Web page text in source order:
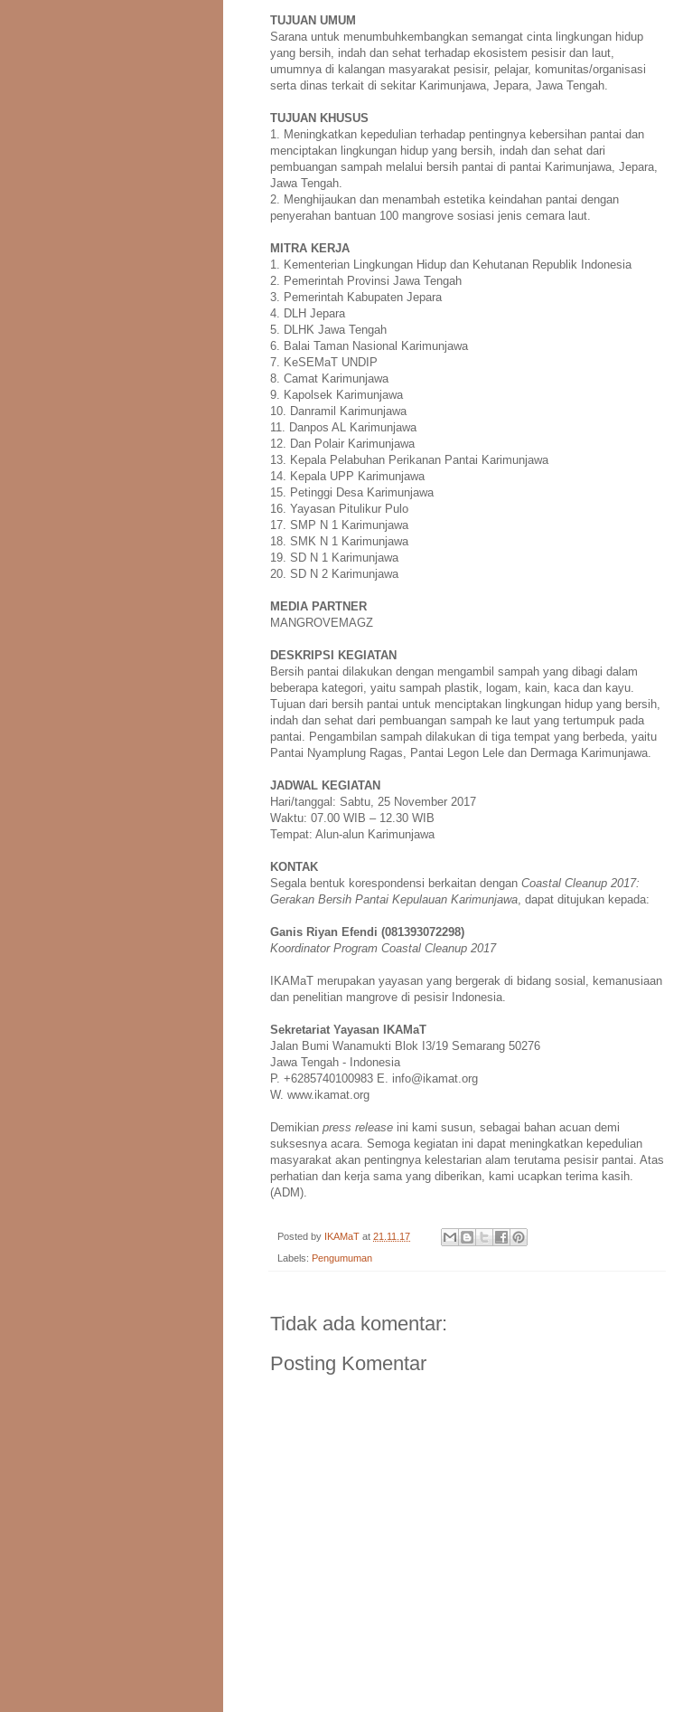
TUJUAN UMUM
Sarana untuk menumbuhkembangkan semangat cinta lingkungan hidup
yang bersih, indah dan sehat terhadap ekosistem pesisir dan laut,
umumnya di kalangan masyarakat pesisir, pelajar, komunitas/organisasi
serta dinas terkait di sekitar Karimunjawa, Jepara, Jawa Tengah.
TUJUAN KHUSUS
1. Meningkatkan kepedulian terhadap pentingnya kebersihan pantai dan
menciptakan lingkungan hidup yang bersih, indah dan sehat dari
pembuangan sampah melalui bersih pantai di pantai Karimunjawa, Jepara,
Jawa Tengah.
2. Menghijaukan dan menambah estetika keindahan pantai dengan
penyerahan bantuan 100 mangrove sosiasi jenis cemara laut.
MITRA KERJA
1. Kementerian Lingkungan Hidup dan Kehutanan Republik Indonesia
2. Pemerintah Provinsi Jawa Tengah
3. Pemerintah Kabupaten Jepara
4. DLH Jepara
5. DLHK Jawa Tengah
6. Balai Taman Nasional Karimunjawa
7. KeSEMaT UNDIP
8. Camat Karimunjawa
9. Kapolsek Karimunjawa
10. Danramil Karimunjawa
11. Danpos AL Karimunjawa
12. Dan Polair Karimunjawa
13. Kepala Pelabuhan Perikanan Pantai Karimunjawa
14. Kepala UPP Karimunjawa
15. Petinggi Desa Karimunjawa
16. Yayasan Pitulikur Pulo
17. SMP N 1 Karimunjawa
18. SMK N 1 Karimunjawa
19. SD N 1 Karimunjawa
20. SD N 2 Karimunjawa
MEDIA PARTNER
MANGROVEMAGZ
DESKRIPSI KEGIATAN
Bersih pantai dilakukan dengan mengambil sampah yang dibagi dalam
beberapa kategori, yaitu sampah plastik, logam, kain, kaca dan kayu.
Tujuan dari bersih pantai untuk menciptakan lingkungan hidup yang bersih,
indah dan sehat dari pembuangan sampah ke laut yang tertumpuk pada
pantai. Pengambilan sampah dilakukan di tiga tempat yang berbeda, yaitu
Pantai Nyamplung Ragas, Pantai Legon Lele dan Dermaga Karimunjawa.
JADWAL KEGIATAN
Hari/tanggal: Sabtu, 25 November 2017
Waktu: 07.00 WIB – 12.30 WIB
Tempat: Alun-alun Karimunjawa
KONTAK
Segala bentuk korespondensi berkaitan dengan Coastal Cleanup 2017:
Gerakan Bersih Pantai Kepulauan Karimunjawa, dapat ditujukan kepada:
Ganis Riyan Efendi (081393072298)
Koordinator Program Coastal Cleanup 2017
IKAMaT merupakan yayasan yang bergerak di bidang sosial, kemanusiaan
dan penelitian mangrove di pesisir Indonesia.
Sekretariat Yayasan IKAMaT
Jalan Bumi Wanamukti Blok I3/19 Semarang 50276
Jawa Tengah - Indonesia
P. +6285740100983 E. info@ikamat.org
W. www.ikamat.org
Demikian press release ini kami susun, sebagai bahan acuan demi
suksesnya acara. Semoga kegiatan ini dapat meningkatkan kepedulian
masyarakat akan pentingnya kelestarian alam terutama pesisir pantai. Atas
perhatian dan kerja sama yang diberikan, kami ucapkan terima kasih.
(ADM).
Posted by IKAMaT at 21.11.17
Labels: Pengumuman
Tidak ada komentar:
Posting Komentar